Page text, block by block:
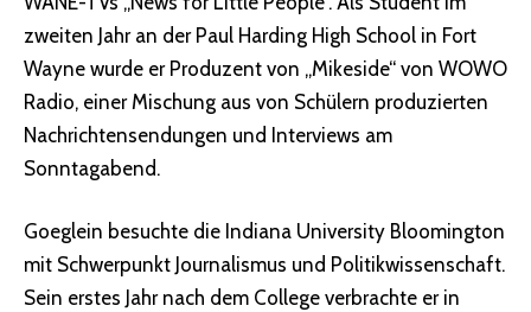
zweiten Jahr an der Paul Harding High School in Fort
Wayne wurde er Produzent von „Mikeside“ von WOWO
Radio, einer Mischung aus von Schülern produzierten
Nachrichtensendungen und Interviews am
Sonntagabend.
Goeglein besuchte die Indiana University Bloomington
mit Schwerpunkt Journalismus und Politikwissenschaft.
Sein erstes Jahr nach dem College verbrachte er in